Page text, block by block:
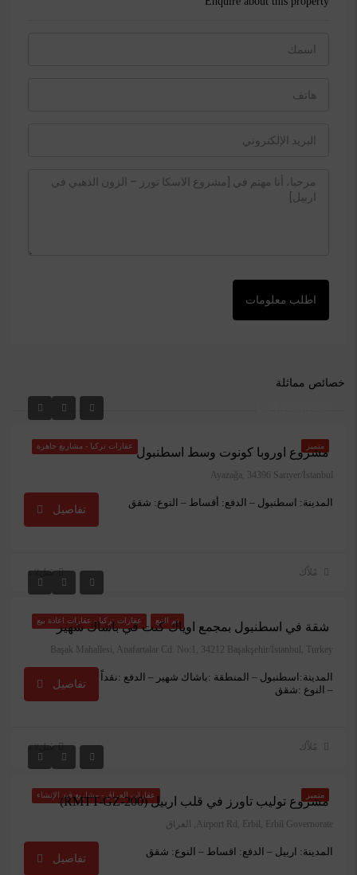
اطلب معلومات
خصائص مماثلة
متميز عقارات تركيا - مشاريع جاهزة مشروع اوروبا كونوت وسط اسطنبول
Ayazağa, 34396 Sarıyer/İstanbul
المدينة: اسطنبول – الدفع: أقساط – النوع: شقق
تفاصيل
مُلاّك قبل٪ s
تم البيع عقارات تركيا - عقارات اعادة بيع
شقة في اسطنبول بمجمع اوياك كنت في باشاك شهير
Başak Mahallesi, Anafartalar Cd. No:1, 34212 Başakşehir/İstanbul, Turkey
المدينة:اسطنبول – المنطقة :باشاك شهير – الدفع :نقداً
– النوع :شقق
تفاصيل
مُلاّك قبل٪ s
متميز عقارات العراق - مشاريع قيد الإنشاءمشروع توليب تاورز في قلب اربيل (RMTT-GZ-200)
Airport Rd, Erbil, Erbil Governorate, العراق
المدينة: اربيل – الدفع: اقساط – النوع: شقق
تفاصيل